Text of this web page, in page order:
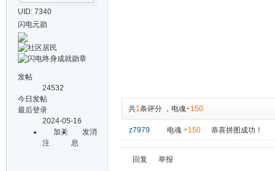
UID: 7340
闪电元勋
发帖
24532
今日发帖
最后登录
2024-05-16
加关
注
发消
息
共1条评分 ， 电魂+150
z7979 电魂 +150 恭喜拼图成功！
回复 举报